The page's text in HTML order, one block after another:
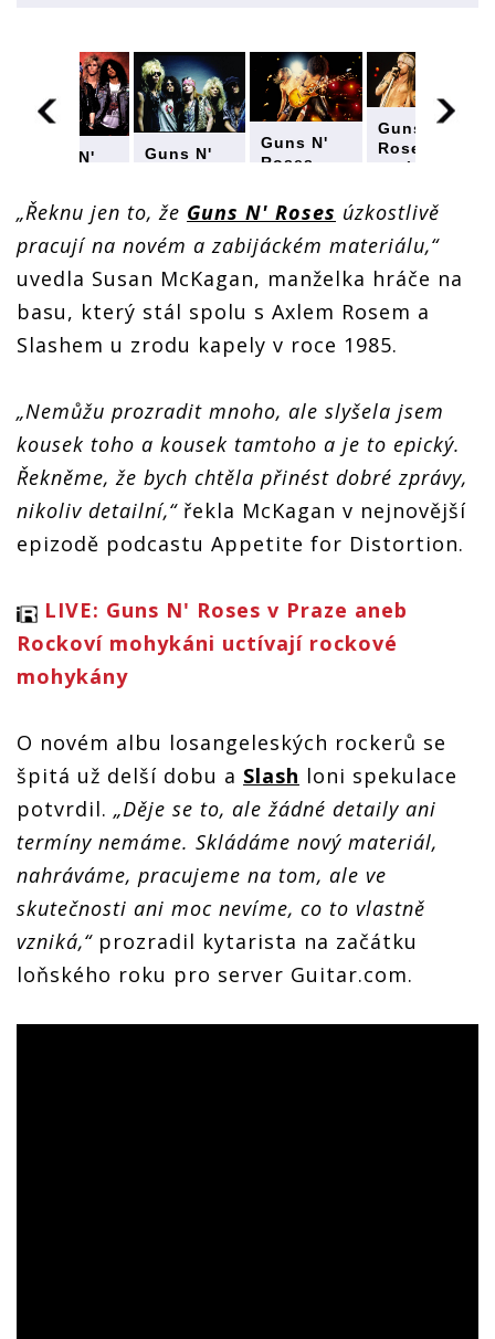
Guns N'
nové
album.
Údajně
zní epicky
Guns N'
nové
album.
Údajně
zní epicky
Guns N'
Roses
nové
album.
Údajně
Guns N'
Roses
skládají
album.
zní epicky
„Řeknu jen to, že Guns N' Roses úzkostlivě
pracují na novém a zabijáckém materiálu,“
uvedla Susan McKagan, manželka hráče na
basu, který stál spolu s Axlem Rosem a
Slashem u zrodu kapely v roce 1985.
„Nemůžu prozradit mnoho, ale slyšela jsem
kousek toho a kousek tamtoho a je to epický.
Řekněme, že bych chtěla přinést dobré zprávy,
nikoliv detailní,“řekla McKagan v nejnovější
epizodě podcastu Appetite for Distortion.
LIVE: Guns N' Roses v Praze aneb
Rockoví mohykáni uctívají rockové
mohykány
O novém albu losangeleských rockerů se
špitá už delší dobu a Slash loni spekulace
potvrdil. „Děje se to, ale žádné detaily ani
termíny nemáme. Skládáme nový materiál,
nahráváme, pracujeme na tom, ale ve
skutečnosti ani moc nevíme, co to vlastně
vzniká,“prozradil kytarista na začátku
loňského roku pro server Guitar.com.